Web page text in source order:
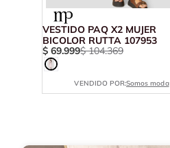
VESTIDO PAQ X2 MUJER
BICOLOR RUTTA 107953
$ 69.999$ 104.369
VENDIDO POR:Somos moda